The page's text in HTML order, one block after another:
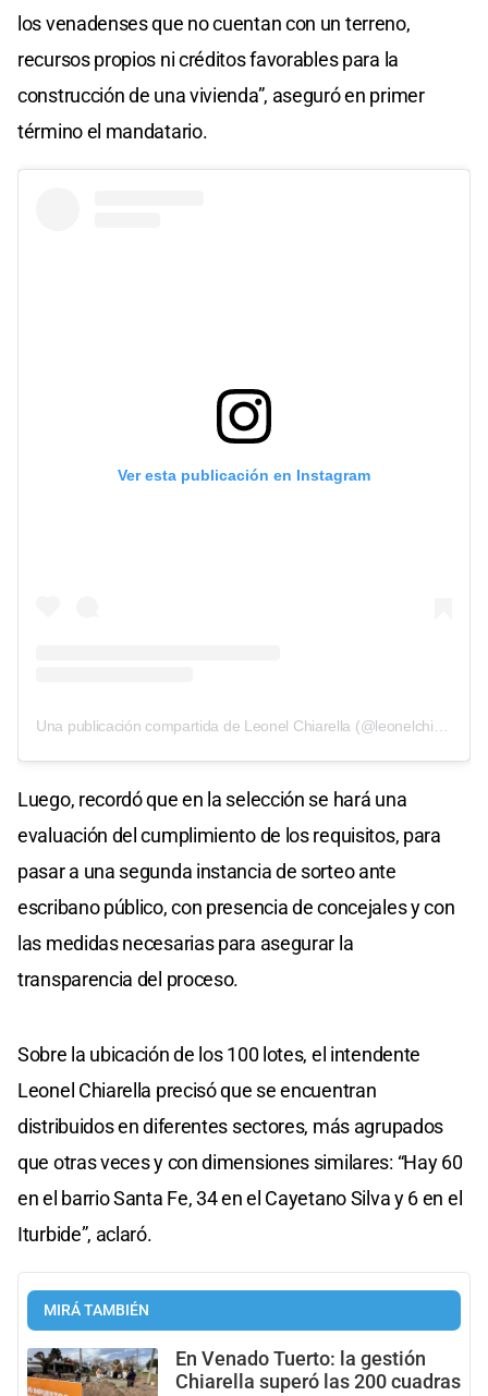
los venadenses que no cuentan con un terreno,
recursos propios ni créditos favorables para la
construcción de una vivienda”, aseguró en primer
término el mandatario.
Ver esta publicación en Instagram
Luego, recordó que en la selección se hará una
evaluación del cumplimiento de los requisitos, para
pasar a una segunda instancia de sorteo ante
escribano público, con presencia de concejales y con
las medidas necesarias para asegurar la
transparencia del proceso.
Sobre la ubicación de los 100 lotes, el intendente
Leonel Chiarella precisó que se encuentran
distribuidos en diferentes sectores, más agrupados
que otras veces y con dimensiones similares: “Hay 60
en el barrio Santa Fe, 34 en el Cayetano Silva y 6 en el
Iturbide”, aclaró.
MIRÁ TAMBIÉN
En Venado Tuerto: la gestión
Chiarella superó las 200 cuadras